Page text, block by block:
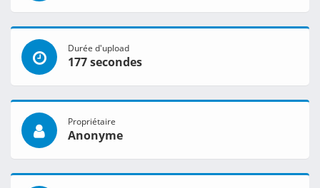
Durée d'upload
177 secondes
Propriétaire
Anonyme